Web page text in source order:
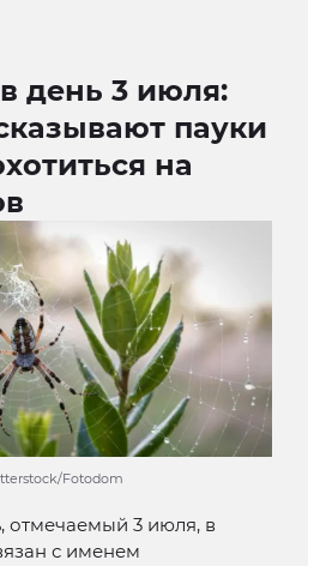
день 3 июля:
пауки
на
Fotodom
отмечаемый 3 июля, в
с именем